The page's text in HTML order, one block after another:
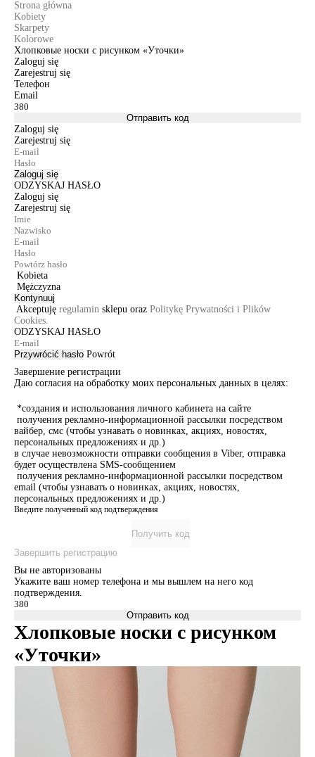
Strona główna
Kobiety
Skarpety
Kolorowe
Хлопковые носки с рисунком «Уточки»
Zaloguj się
Zarejestruj się
Телефон
Email
Отправить код
Zaloguj się
Zarejestruj się
Zaloguj się
ODZYSKAJ HASŁO
Zaloguj się
Zarejestruj się
Kobieta
Mężczyzna
Kontynuuj
Akceptuję regulamin sklepu oraz Politykę Prywatności i Plików
Cookies.
ODZYSKAJ HASŁO
Przywrócić hasło Powrót
Завершение регистрации
Даю согласия на обработку моих персональных данных в целях:
*создания и использования личного кабинета на сайте
получения рекламно-информационной рассылки посредством
вайбер, смс (чтобы узнавать о новинках, акциях, новостях,
персональных предложениях и др.)
в случае невозможности отправки сообщения в Viber, отправка
будет осуществлена SMS-сообщением
получения рекламно-информационной рассылки посредством
email (чтобы узнавать о новинках, акциях, новостях,
персональных предложениях и др.)
Введите полученный код подтверждения
Получить код
Завершить регистрацию
Вы не авторизованы
Укажите ваш номер телефона и мы вышлем на него код
подтверждения.
Отправить код
Хлопковые носки с рисунком
«Уточки»